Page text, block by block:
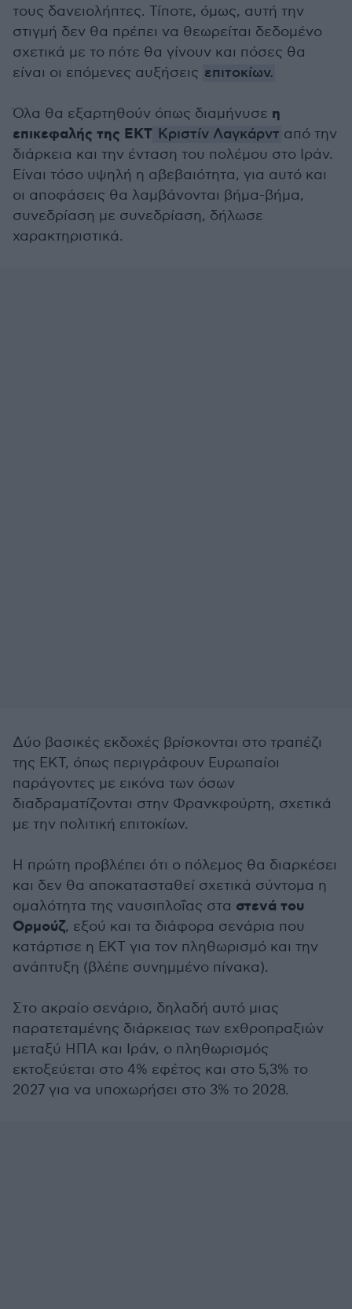
τους δανειολήπτες. Τίποτε, όμως, αυτή την
στιγμή δεν θα πρέπει να θεωρείται δεδομένο
σχετικά με το πότε θα γίνουν και πόσες θα
είναι οι επόμενες αυξήσεις επιτοκίων.
Όλα θα εξαρτηθούν όπως διαμήνυσε η
επικεφαλής της ΕΚΤ Κριστίν Λαγκάρντ από την
διάρκεια και την ένταση του πολέμου στο Ιράν.
Είναι τόσο υψηλή η αβεβαιότητα, για αυτό και
οι αποφάσεις θα λαμβάνονται βήμα-βήμα,
συνεδρίαση με συνεδρίαση, δήλωσε
χαρακτηριστικά.
Δύο βασικές εκδοχές βρίσκονται στο τραπέζι
της ΕΚΤ, όπως περιγράφουν Ευρωπαίοι
παράγοντες με εικόνα των όσων
διαδραματίζονται στην Φρανκφούρτη, σχετικά
με την πολιτική επιτοκίων.
Η πρώτη προβλέπει ότι ο πόλεμος θα διαρκέσει
και δεν θα αποκατασταθεί σχετικά σύντομα η
ομαλότητα της ναυσιπλοΐας στα στενά του
Ορμούζ, εξού και τα διάφορα σενάρια που
κατάρτισε η ΕΚΤ για τον πληθωρισμό και την
ανάπτυξη (βλέπε συνημμένο πίνακα).
Στο ακραίο σενάριο, δηλαδή αυτό μιας
παρατεταμένης διάρκειας των εχθροπραξιών
μεταξύ ΗΠΑ και Ιράν, ο πληθωρισμός
εκτοξεύεται στο 4% εφέτος και στο 5,3% το
2027 για να υποχωρήσει στο 3% το 2028.